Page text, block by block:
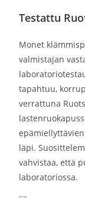
Testattu
Monet
valmistajan
tapahtuu,
verrattuna
läpi.
vahvistaa, että
laboratoriossa.